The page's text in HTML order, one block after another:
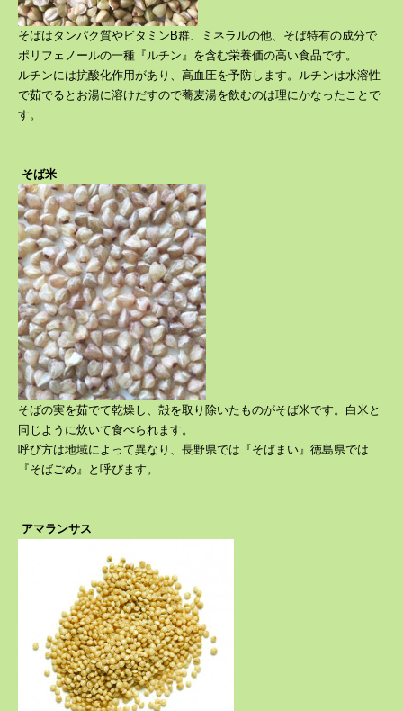
そばはタンパク質やビタミンB群、ミネラルの他、そば特有の成分で
ポリフェノールの一種『ルチン』を含む栄養価の高い食品です。
ルチンには抗酸化作用があり、高血圧を予防します。ルチンは水溶性
で茹でるとお湯に溶けだすので蕎麦湯を飲むのは理にかなったことで
す。
そば米
そばの実を茹でて乾燥し、殻を取り除いたものがそば米です。白米と
同じように炊いて食べられます。
呼び方は地域によって異なり、長野県では『そばまい』徳島県では
『そばごめ』と呼びます。
アマランサス